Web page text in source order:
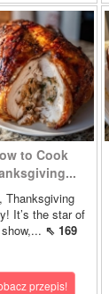
to Cook
Thanksgiving
It’s the star of
⇖ 169
przepis!